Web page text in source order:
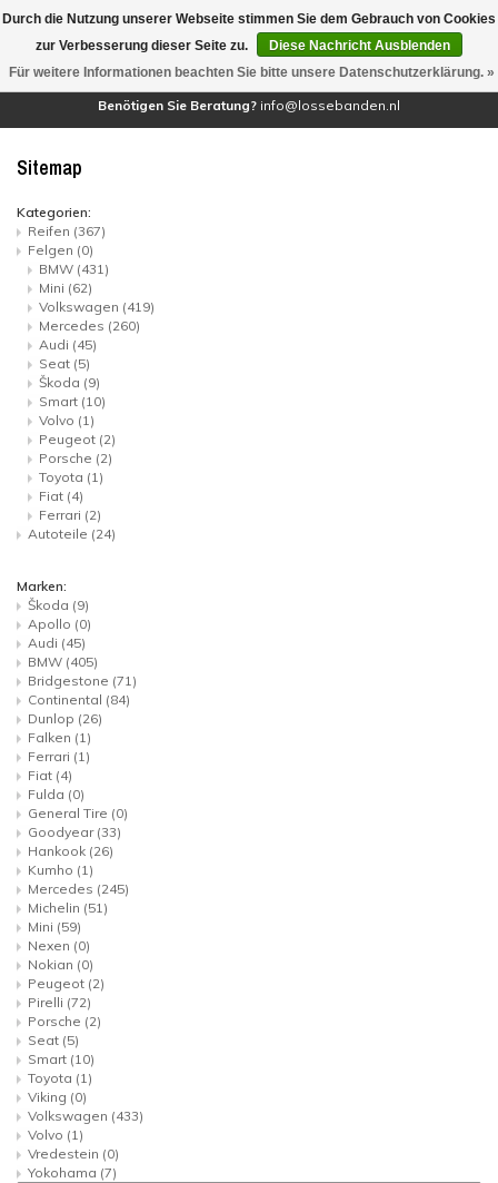
(0)
Benötigen Sie Beratung? info@lossebanden.nl
Sitemap
Kategorien:
Reifen (367)
Felgen (0)
BMW (431)
Mini (62)
Volkswagen (419)
Mercedes (260)
Audi (45)
Seat (5)
Škoda (9)
Smart (10)
Volvo (1)
Peugeot (2)
Porsche (2)
Toyota (1)
Fiat (4)
Ferrari (2)
Autoteile (24)
Marken:
Škoda (9)
Apollo (0)
Audi (45)
BMW (405)
Bridgestone (71)
Continental (84)
Dunlop (26)
Falken (1)
Ferrari (1)
Fiat (4)
Fulda (0)
General Tire (0)
Goodyear (33)
Hankook (26)
Kumho (1)
Mercedes (245)
Michelin (51)
Mini (59)
Nexen (0)
Nokian (0)
Peugeot (2)
Pirelli (72)
Porsche (2)
Seat (5)
Smart (10)
Toyota (1)
Viking (0)
Volkswagen (433)
Volvo (1)
Vredestein (0)
Yokohama (7)
Durch die Nutzung unserer Webseite stimmen Sie dem Gebrauch von Cookies
zur Verbesserung dieser Seite zu.
Diese Nachricht Ausblenden
Für weitere Informationen beachten Sie bitte unsere Datenschutzerklärung. »